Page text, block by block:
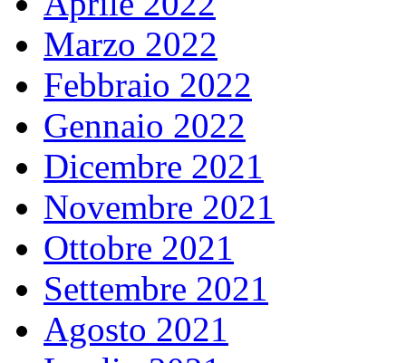
Marzo 2022
Febbraio 2022
Gennaio 2022
Dicembre 2021
Novembre 2021
Ottobre 2021
Settembre 2021
Agosto 2021